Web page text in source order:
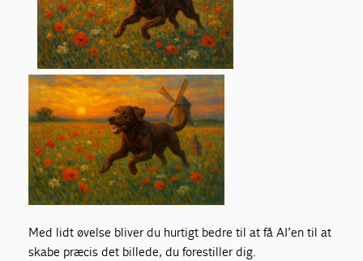
Med lidt øvelse bliver du hurtigt bedre til at få AI’en til at
skabe præcis det billede, du forestiller dig.